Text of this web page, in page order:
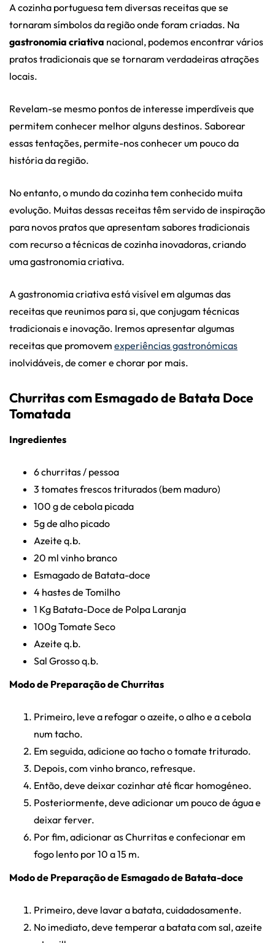
A cozinha portuguesa tem diversas receitas que se
tornaram símbolos da região onde foram criadas. Na
gastronomia criativa nacional, podemos encontrar vários
pratos tradicionais que se tornaram verdadeiras atrações
locais.
Revelam-se mesmo pontos de interesse imperdíveis que
permitem conhecer melhor alguns destinos. Saborear
essas tentações, permite-nos conhecer um pouco da
história da região.
No entanto, o mundo da cozinha tem conhecido muita
evolução. Muitas dessas receitas têm servido de inspiração
para novos pratos que apresentam sabores tradicionais
com recurso a técnicas de cozinha inovadoras, criando
uma gastronomia criativa.
A gastronomia criativa está visível em algumas das
receitas que reunimos para si, que conjugam técnicas
tradicionais e inovação. Iremos apresentar algumas
receitas que promovem experiências gastronómicas
inolvidáveis, de comer e chorar por mais.
Churritas com Esmagado de Batata Doce
Tomatada
Ingredientes
6 churritas / pessoa
3 tomates frescos triturados (bem maduro)
100 g de cebola picada
5g de alho picado
Azeite q.b.
20 ml vinho branco
Esmagado de Batata-doce
4 hastes de Tomilho
1 Kg Batata-Doce de Polpa Laranja
100g Tomate Seco
Azeite q.b.
Sal Grosso q.b.
Modo de Preparação de Churritas
Primeiro, leve a refogar o azeite, o alho e a cebola
num tacho.
Em seguida, adicione ao tacho o tomate triturado.
Depois, com vinho branco, refresque.
Então, deve deixar cozinhar até ficar homogéneo.
Posteriormente, deve adicionar um pouco de água e
deixar ferver.
Por fim, adicionar as Churritas e confecionar em
fogo lento por 10 a 15 m.
Modo de Preparação de Esmagado de Batata-doce
Primeiro, deve lavar a batata, cuidadosamente.
No imediato, deve temperar a batata com sal, azeite